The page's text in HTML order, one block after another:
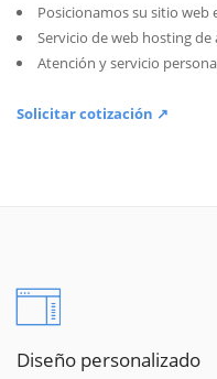
Posicionamos su sitio web
Servicio de web hosting de
Atención y servicio
Solicitar cotización ↗
Diseño personalizado